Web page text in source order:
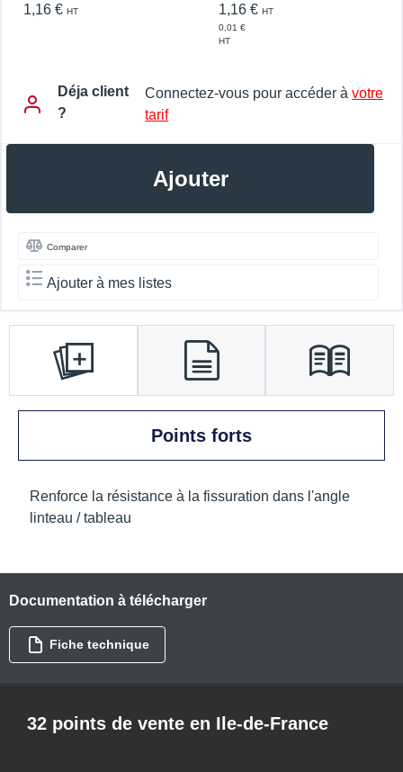
1,16 € HT 1,16 € HT
0,01 €
HT
Déja client
?
Connectez-vous pour accéder àvotre
tarif
Ajouter
Comparer
Ajouter à mes listes
Points forts
Renforce la résistance à la fissuration dans l'angle
linteau / tableau
Documentation à télécharger
Fiche technique
32 points de vente en Ile-de-France